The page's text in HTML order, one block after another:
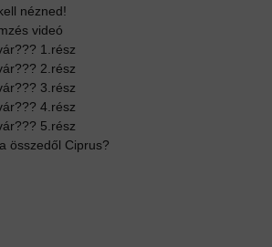
nézned!
videó
1.rész
2.rész
3.rész
4.rész
5.rész
összedől Ciprus?